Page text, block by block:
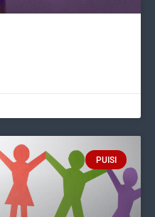
PUISI